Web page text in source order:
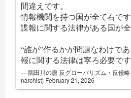
間違えです。
情報機関を持つ国が全て右で
諜報に関する法律がある国が
“誰が”作るかが問題なわけで
報に関する法律は寧ろ必要です
— 隅田川の麿 反グローバリズム・反侵
narchist) February 21, 2026